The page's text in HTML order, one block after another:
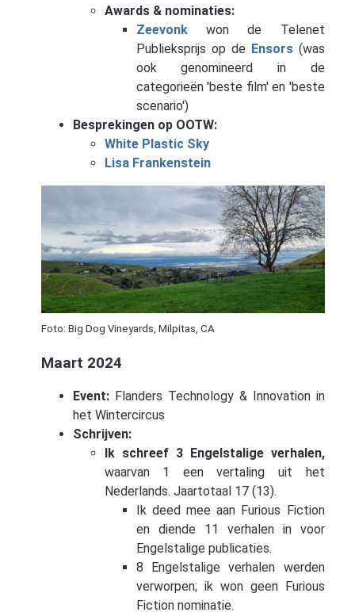
Awards & nominaties:
Zeevonkwon de Telenet
Publieksprijs op de Ensors(was
ook genomineerd in de
categorieën 'beste film' en 'beste
scenario')
Besprekingen op OOTW:
White Plastic Sky
Lisa Frankenstein
Foto: Big Dog Vineyards, Milpitas, CA
Maart 2024
Event:Flanders Technology & Innovation in
het Wintercircus
Schrijven:
Ik schreef 3 Engelstalige verhalen,
waarvan 1 een vertaling uit het
Nederlands. Jaartotaal 17 (13).
Ik deed mee aan Furious Fiction
en diende 11 verhalen in voor
Engelstalige publicaties.
8 Engelstalige verhalen werden
verworpen; ik won geen Furious
Fiction nominatie.